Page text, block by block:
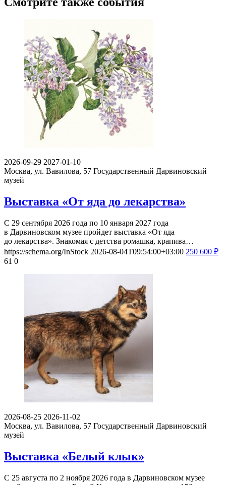
2026-09-29 2027-01-10
Москва, ул. Вавилова, 57 Государственный Дарвиновский
музей
Выставка «От яда до лекарства»
С 29 сентября 2026 года по 10 января 2027 года
в Дарвиновском музее пройдет выставка «От яда
до лекарства». Знакомая с детства ромашка, крапива…
https://schema.org/InStock 2026-08-04T09:54:00+03:00 250 600 ₽
61 0
2026-08-25 2026-11-02
Москва, ул. Вавилова, 57 Государственный Дарвиновский
музей
Выставка «Белый клык»
С 25 августа по 2 ноября 2026 года в Дарвиновском музее